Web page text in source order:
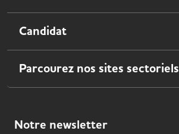
Candidat
Parcourez nos sites sectoriels
Notre newsletter